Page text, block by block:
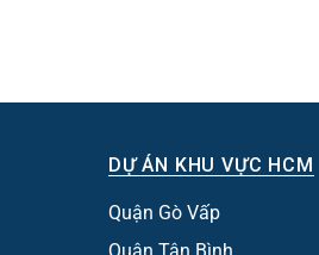
DỰ ÁN KHU VỰC HCM
Quận Gò Vấp
Quận Tân Bình